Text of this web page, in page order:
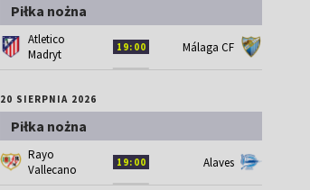
Piłka nożna
Atletico
Madryt
19:00 Málaga CF
20 SIERPNIA 2026
Piłka nożna
Rayo
Vallecano
19:00 Alaves